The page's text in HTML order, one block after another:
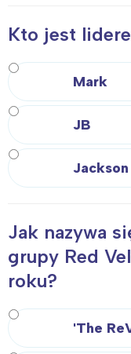
Kto jest
Mark
JB
Jackson
Jak nazywa
grupy Red
roku?
'The